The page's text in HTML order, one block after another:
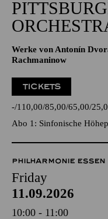
Werke von Antonín
Rachmaninow
TICKETS
- 110,00 85,00 65,00
Abo 1: Sinfonische
PHILHARMONIE ESSEN
Friday
11.09.2026
10:00 - 11:00